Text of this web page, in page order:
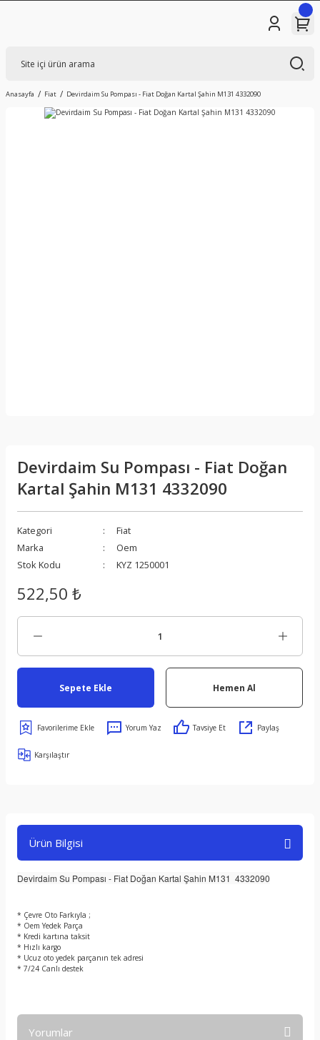
Anasayfa Fiat Devirdaim Su Pompası - Fiat Doğan Kartal Şahin M131 4332090
Devirdaim Su Pompası - Fiat Doğan
Kartal Şahin M131 4332090
Kategori
Fiat
Marka
Oem
Stok Kodu
KYZ 1250001
522,50 ₺
Sepete Ekle Hemen Al
Yorum Yaz Tavsiye Et Paylaş
Karşılaştır
Ürün Bilgisi
Devirdaim Su Pompası - Fiat Doğan Kartal Şahin M131 4332090
* Çevre Oto Farkıyla ;
* Oem Yedek Parça
* Kredi kartına taksit
* Hızlı kargo
* Ucuz oto yedek parçanın tek adresi
* 7/24 Canlı destek
Yorumlar